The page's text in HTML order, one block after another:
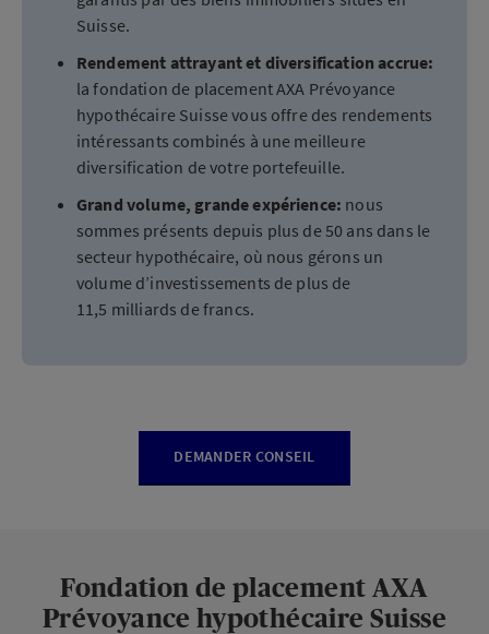
Suisse.
Rendement attrayant et diversification accrue:
la fondation de placement AXA Prévoyance
hypothécaire Suisse vous offre des rendements
intéressants combinés à une meilleure
diversification de votre portefeuille.
Grand volume, grande expérience: nous
sommes présents depuis plus de 50 ans dans le
secteur hypothécaire, où nous gérons un
volume d’investissements de plus de
11,5 milliards de francs.
DEMANDER CONSEIL
Fondation de placement AXA
Prévoyance hypothécaire Suisse